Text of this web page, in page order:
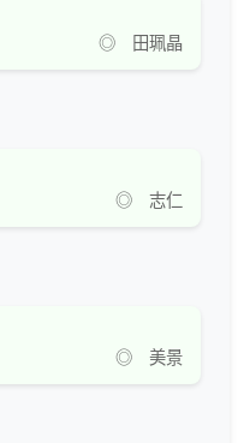
◎ 田珮晶
◎ 志仁
◎ 美景